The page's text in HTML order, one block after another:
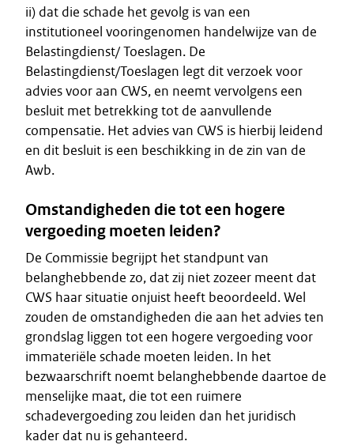
ii) dat die schade het gevolg is van een
institutioneel vooringenomen handelwijze van de
Belastingdienst/ Toeslagen. De
Belastingdienst/Toeslagen legt dit verzoek voor
advies voor aan CWS, en neemt vervolgens een
besluit met betrekking tot de aanvullende
compensatie. Het advies van CWS is hierbij leidend
en dit besluit is een beschikking in de zin van de
Awb.
Omstandigheden die tot een hogere
vergoeding moeten leiden?
De Commissie begrijpt het standpunt van
belanghebbende zo, dat zij niet zozeer meent dat
CWS haar situatie onjuist heeft beoordeeld. Wel
zouden de omstandigheden die aan het advies ten
grondslag liggen tot een hogere vergoeding voor
immateriële schade moeten leiden. In het
bezwaarschrift noemt belanghebbende daartoe de
menselijke maat, die tot een ruimere
schadevergoeding zou leiden dan het juridisch
kader dat nu is gehanteerd.